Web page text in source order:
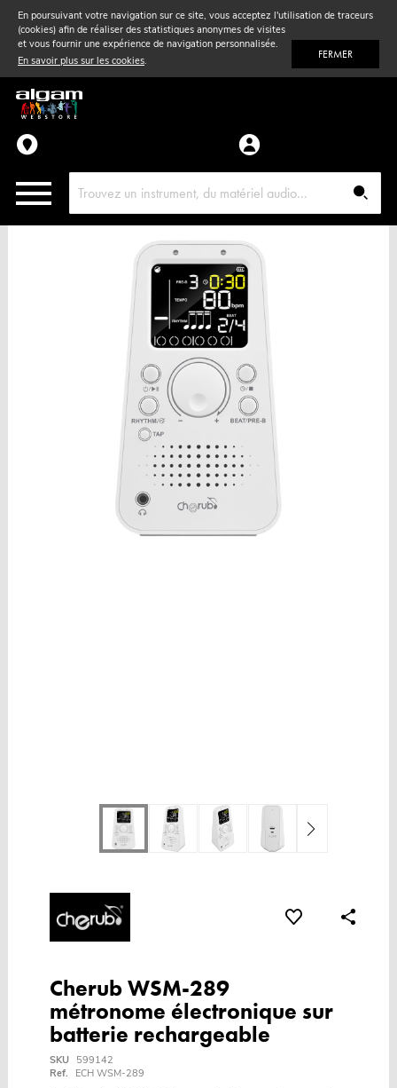
En poursuivant votre navigation sur ce site, vous acceptez l'utilisation de traceurs
(cookies) afin de réaliser des statistiques anonymes de visites
et vous fournir une expérience de navigation personnalisée.
En savoir plus sur les cookies. FERMER
Vent& Violon
Accessoires
Pièces détachées
Cherub WSM-289
métronome électronique sur
batterie rechargeable
SKU
599142
Ref.
ECH WSM-289